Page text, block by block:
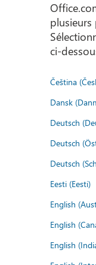
plusieurs
ci-
Čeština
Dansk
Deutsch
Deutsch
Deutsch
Eesti (Eesti)
English
English
English